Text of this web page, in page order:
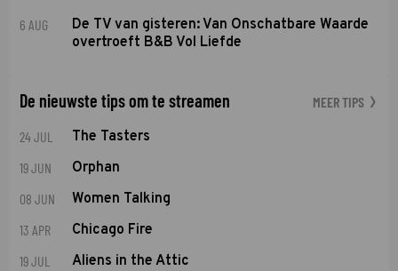
6 AUG
De TV van gisteren: Van Onschatbare Waarde
overtroeft B&B Vol Liefde
De nieuwste tips om te streamen MEER TIPS
24 JUL The Tasters
19 JUN Orphan
08 JUN Women Talking
13 APR Chicago Fire
19 JUL Aliens in the Attic